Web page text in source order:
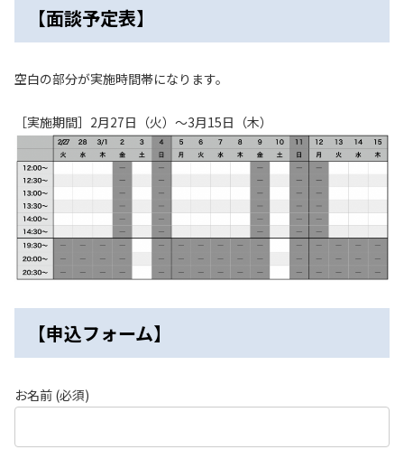
【面談予定表】
空白の部分が実施時間帯になります。
［実施期間］2月27日（火）〜3月15日（木）
【申込フォーム】
お名前 (必須)